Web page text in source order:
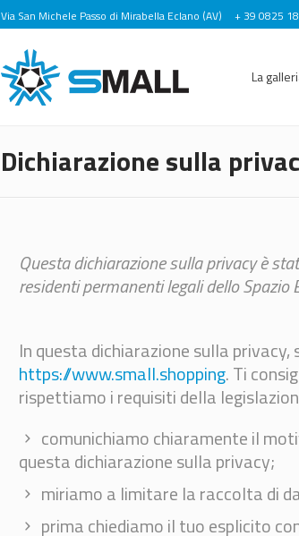
Via San Michele Passo di Mirabella Eclano (AV) + 39 0825
La
Dichiarazione sulla
Questa dichiarazione sulla privacy è
residenti permanenti legali dello Spazio
In questa dichiarazione sulla
https://www.small.shopping. Ti
rispettiamo i requisiti della
comunichiamo chiaramente il
questa dichiarazione sulla privacy;
miriamo a limitare la raccolta di
prima chiediamo il tuo esplicito